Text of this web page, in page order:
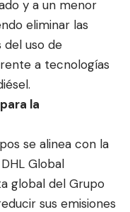
y a un menor
eliminar las
del uso de
a tecnologías
la
se alinea con la
Global
global del Grupo
sus emisiones